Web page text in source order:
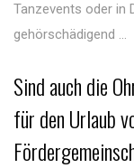
Tanzevents oder in
gehörschädigend ...
Sind auch die
für den Urlaub